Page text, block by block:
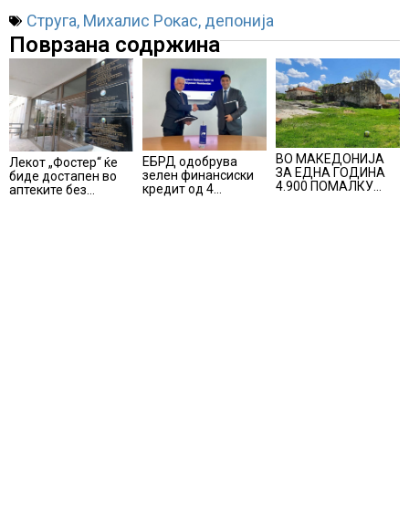
Струга, Михалис Рокас, депонија
Поврзана содржина
Лекот „Фостер“ ќе
биде достапен во
аптеките без
ЕБРД одобрува
зелен финансиски
кредит од 4
ВО МАКЕДОНИЈА
ЗА ЕДНА ГОДИНА
4.900 ПОМАЛКУ